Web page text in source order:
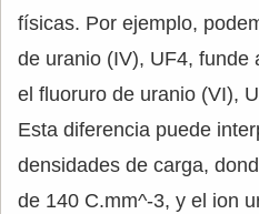
físicas. Por ejemplo,
de uranio (IV), UF4, funde
el fluoruro de uranio (VI),
Esta diferencia puede
densidades de carga,
de 140 C.mm^-3, y el ion